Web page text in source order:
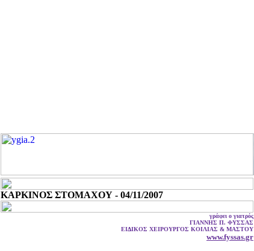
ΚΑΡΚΙΝΟΣ ΣΤΟΜΑΧΟΥ - 04/11/2007
γράφει ο γιατρός
ΓΙΑΝΝΗΣ Π. ΦΥΣΣΑΣ
ΕΙΔΙΚΟΣ ΧΕΙΡΟΥΡΓΟΣ ΚΟΙΛΙΑΣ & ΜΑΣΤΟΥ
www.fyssas.gr